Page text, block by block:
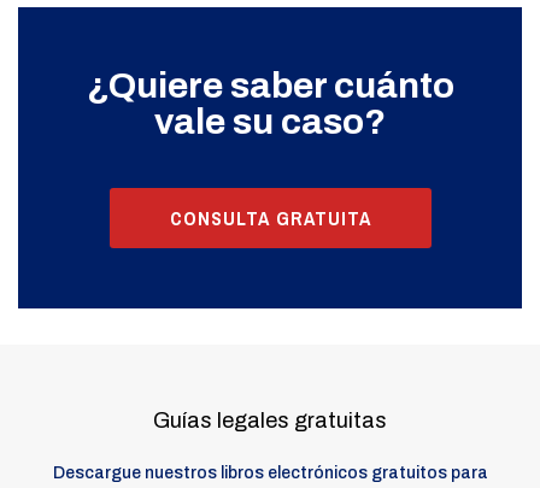
¿Quiere saber cuánto
vale su caso?
CONSULTA GRATUITA
Guías legales gratuitas
Descargue nuestros libros electrónicos gratuitos para